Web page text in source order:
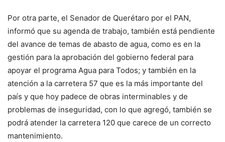
Por otra parte, el Senador de Querétaro por el PAN,
informó que su agenda de trabajo, también está pendiente
del avance de temas de abasto de agua, como es en la
gestión para la aprobación del gobierno federal para
apoyar el programa Agua para Todos; y también en la
atención a la carretera 57 que es la más importante del
país y que hoy padece de obras interminables y de
problemas de inseguridad, con lo que agregó, también se
podrá atender la carretera 120 que carece de un correcto
mantenimiento.